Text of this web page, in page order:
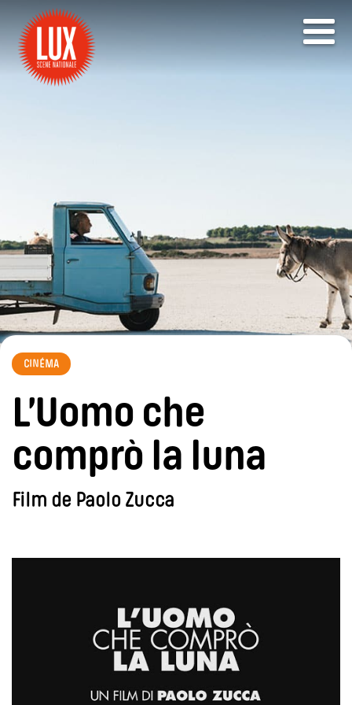
CINÉMA
L’Uomo che
comprò la luna
Film de Paolo Zucca